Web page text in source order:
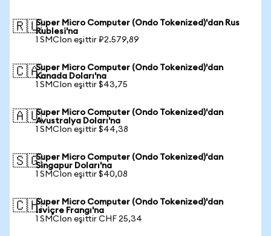
🇷🇺Super Micro Computer (Ondo Tokenized)'dan Rus
Rublesi'na
1 SMCIon eşittir ₽2.579,89
🇨🇦Super Micro Computer (Ondo Tokenized)'dan
Kanada Doları'na
1 SMCIon eşittir $43,75
🇦🇺Super Micro Computer (Ondo Tokenized)'dan
Avustralya Doları'na
1 SMCIon eşittir $44,38
🇸🇬Super Micro Computer (Ondo Tokenized)'dan
Singapur Doları'na
1 SMCIon eşittir $40,08
🇨🇭Super Micro Computer (Ondo Tokenized)'dan
İsviçre Frangı'na
1 SMCIon eşittir CHF 25,34